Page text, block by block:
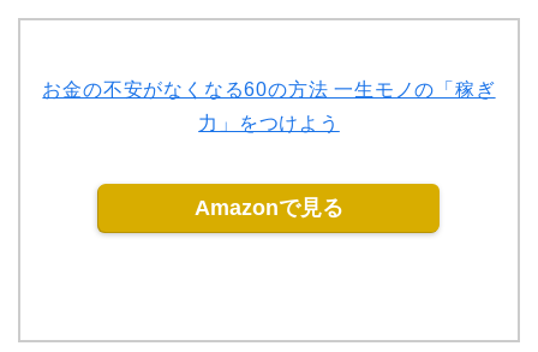
お金の不安がなくなる60の方法 一生モノの「稼ぎ
力」をつけよう
Amazonで見る